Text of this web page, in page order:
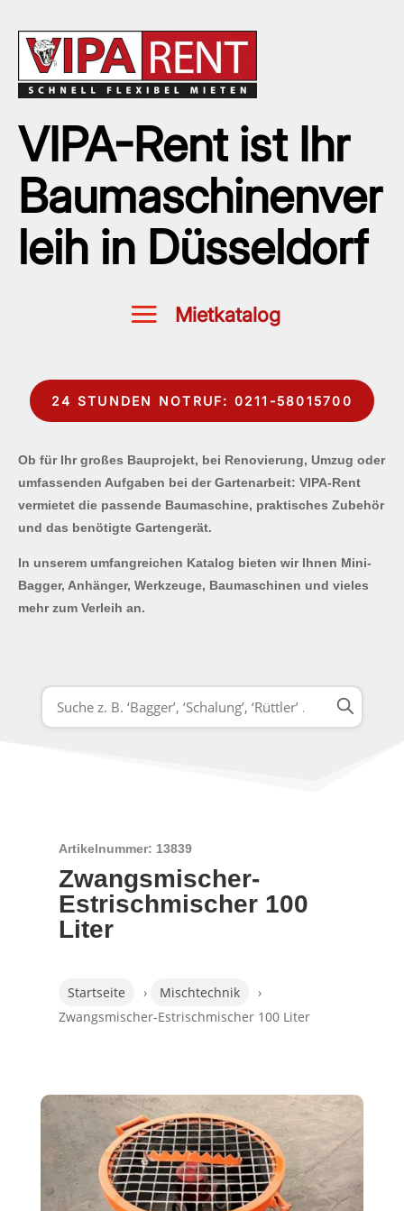
VIPA-Rent ist Ihr
Baumaschinenver
leih in Düsseldorf
24 STUNDEN NOTRUF: 0211-58015700
Ob für Ihr großes Bauprojekt, bei Renovierung, Umzug oder
umfassenden Aufgaben bei der Gartenarbeit: VIPA-Rent
vermietet die passende Baumaschine, praktisches Zubehör
und das benötigte Gartengerät.
In unserem umfangreichen Katalog bieten wir Ihnen Mini-
Bagger, Anhänger, Werkzeuge, Baumaschinen und vieles
mehr zum Verleih an.
Artikelnummer: 13839
Zwangsmischer-
Estrischmischer 100
Liter
Startseite › Mischtechnik
›
Zwangsmischer-Estrischmischer 100 Liter